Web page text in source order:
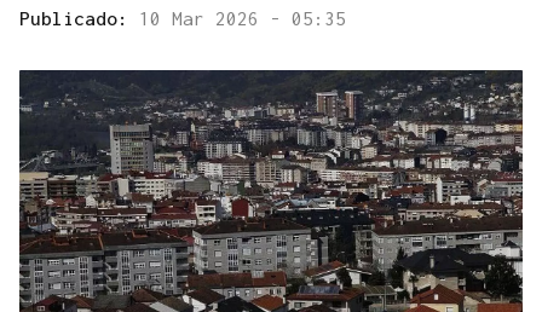
Publicado: 10 Mar 2026 - 05:35